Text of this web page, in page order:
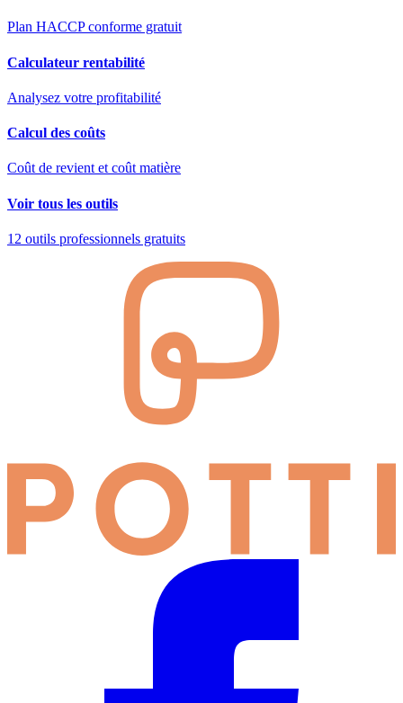
Plan HACCP conforme gratuit
Calculateur rentabilité
Analysez votre profitabilité
Calcul des coûts
Coût de revient et coût matière
Voir tous les outils
12 outils professionnels gratuits